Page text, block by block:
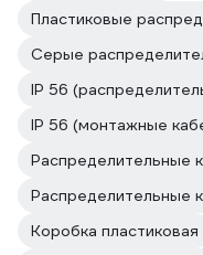
Пластиковые
Серые
IP 56
IP 56 (монтажные
Распределительные
Распределительные
Коробка пластиковая